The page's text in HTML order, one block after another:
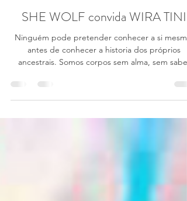
giuliallupo
18 de jul. de 2023
3 min de leitura
SHE WOLF convida WIRA TINI
Ninguém pode pretender conhecer a si
ancestrais. Somos corpos sem alma, sem saber
isso....